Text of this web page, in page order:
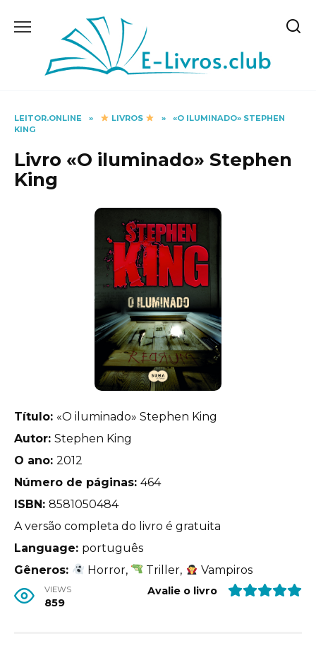
LEITOR.ONLINE » LIVROS »
«O ILUMINADO» STEPHEN
KING
Livro «O iluminado» Stephen
King
Título: «O iluminado» Stephen King
Autor: Stephen King
O ano: 2012
Número de páginas: 464
ISBN: 8581050484
A versão completa do livro é gratuita
Language: português
Gêneros:
Horror, Triller, Vampiros
VIEWS
859
Avalie o livro